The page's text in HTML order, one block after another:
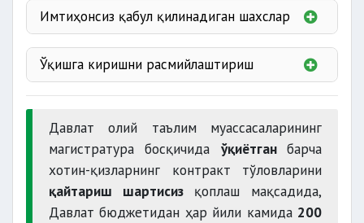
танлаган
мутахассислик бўйича
махсус фанлардан синов
Имтиҳонсиз қабул қилинадиган шахслар
давлат стипендиялари
номли давлат
стипендиялари (Беруний, ибн Сино, Навоий,
Зулфия
Мард ўғлон
Ўқишга киришни расмийлаштириш
25 августга
талабалар сафига қабул қилиш
ҳақида ректор буйруғи
тўлов-контракт
Давлат олий таълим муассасаларининг
магистратура босқичида ўқиётганбарча
хотин-қизларнинг контракт тўловларини
қайтариш шартисизқоплаш мақсадида,
Давлат бюджетидан ҳар йили камида 200